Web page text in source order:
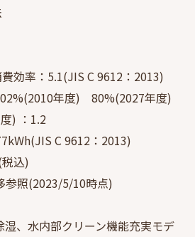
効率：5.1(JIS C 9612：2013)
年度) 80%(2027年度)
) ：1.2
C 9612：2013)
込)
照(2023/5/10時点)
湿、水内部クリーン機能充実モデ